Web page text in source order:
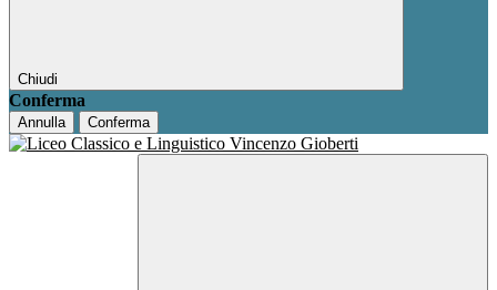
Chiudi
Conferma
Annulla Conferma